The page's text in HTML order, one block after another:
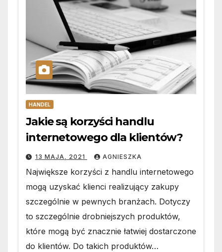
HANDEL
Jakie są korzyści handlu
internetowego dla klientów?
13 MAJA, 2021 AGNIESZKA
Największe korzyści z handlu internetowego
mogą uzyskać klienci realizujący zakupy
szczególnie w pewnych branżach. Dotyczy
to szczególnie drobniejszych produktów,
które mogą być znacznie łatwiej dostarczone
do klientów. Do takich produktów…